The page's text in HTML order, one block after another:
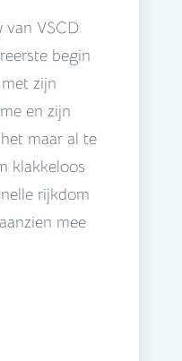
van VSCD
begin
zijn
en zijn
maar al te
klakkeloos
rijkdom
mee